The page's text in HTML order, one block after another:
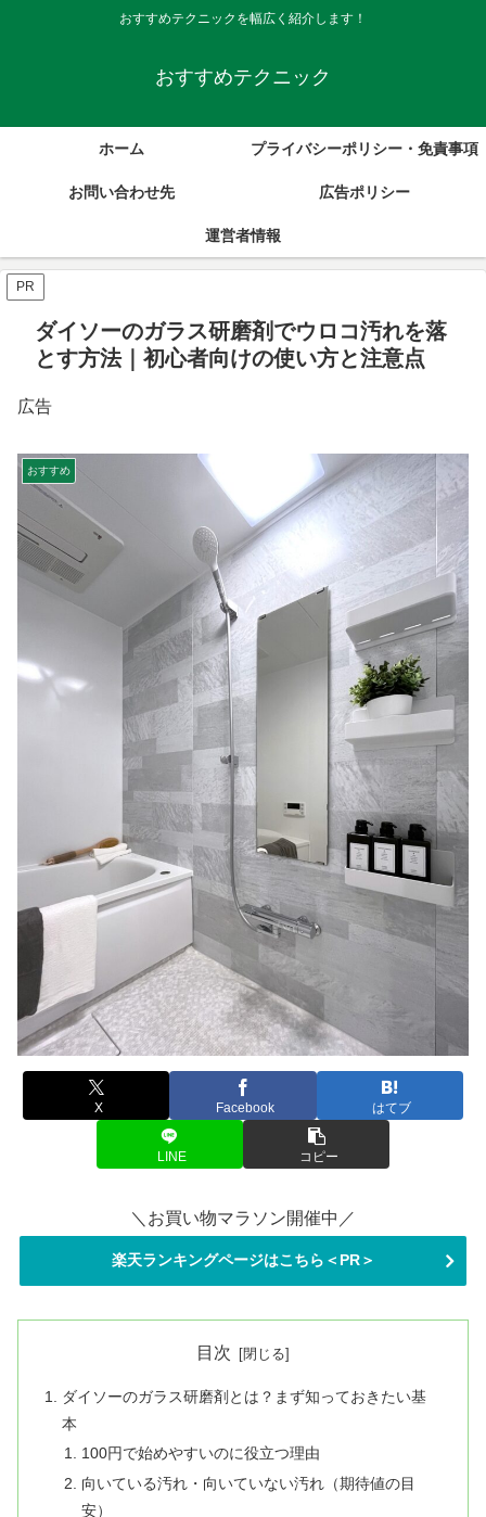
おすすめテクニックを幅広く紹介します！
おすすめテクニック
ホーム プライバシーポリシー・免責事項
お問い合わせ先 広告ポリシー
運営者情報
PR
ダイソーのガラス研磨剤でウロコ汚れを落
とす方法｜初心者向けの使い方と注意点
広告
おすすめ
X Facebook はてブ
LINE コピー
＼お買い物マラソン開催中／
楽天ランキングページはこちら＜PR＞
目次
ダイソーのガラス研磨剤とは？まず知っておきたい基
本
100円で始めやすいのに役立つ理由
向いている汚れ・向いていない汚れ（期待値の目
安）